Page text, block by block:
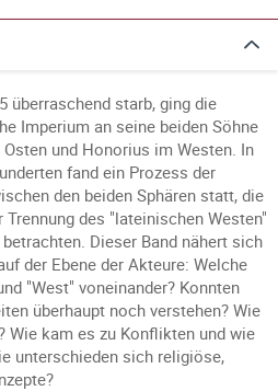
überraschend starb, ging die
Imperium an seine beiden Söhne
und Honorius im Westen. In
fand ein Prozess der
den beiden Sphären statt, die
des "lateinischen Westen"
Dieser Band nähert sich
der Ebene der Akteure: Welche
"West" voneinander? Konnten
überhaupt noch verstehen? Wie
Wie kam es zu Konflikten und wie
unterschieden sich religiöse,